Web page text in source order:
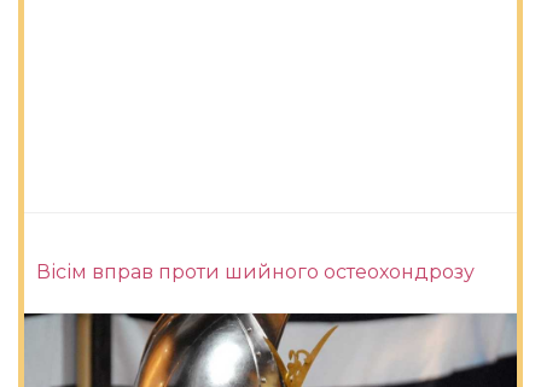
Вісім вправ проти шийного остеохондрозу